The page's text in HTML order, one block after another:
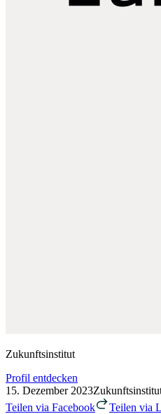
Zukunftsinstitut
Profil entdecken
15. Dezember 2023
Teilen via Facebook
Teilen via